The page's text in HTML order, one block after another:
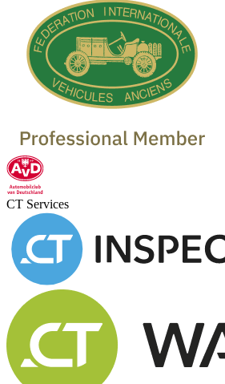
CT Services